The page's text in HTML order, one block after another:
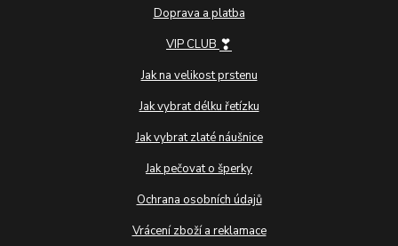
Doprava a platba
VIP CLUB ❣
Jak na velikost prstenu
Jak vybrat délku řetízku
Jak vybrat zlaté náušnice
Jak pečovat o šperky
Ochrana osobních údajů
Vrácení zboží a reklamace